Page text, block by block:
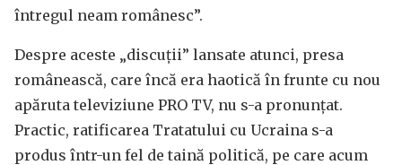
întregul neam românesc”.
Despre aceste „discuții” lansate atunci, presa
românească, care încă era haotică în frunte cu nou
apăruta televiziune PRO TV, nu s-a pronunțat.
Practic, ratificarea Tratatului cu Ucraina s-a
produs într-un fel de taină politică, pe care acum